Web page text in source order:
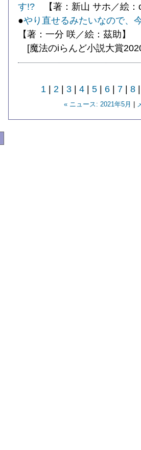
す!? 【著：新山 サホ／絵：
●やり直せるみたいなので、
【著：一分 咲／絵：茲助】
[魔法のiらんど小説大賞
1 | 2 | 3 | 4 | 5 | 6 | 7 | 8
« ニュース: 2021年5月 |